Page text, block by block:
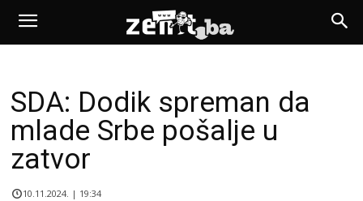
SDA: Dodik spreman da
mlade Srbe pošalje u
zatvor
10.11.2024. | 19:34